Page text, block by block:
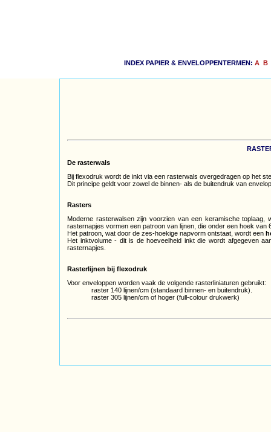
INDEX PAPIER & ENVELOPPENTERMEN: A B
De rasterwals
Bij flexodruk wordt de inkt via een rasterwals overgedragen op het
Dit principe geldt voor zowel de binnen- als de buitendruk van
Rasters
Moderne rasterwalsen zijn voorzien van een keramische
rasternapjes vormen een patroon van lijnen, die onder een hoek van
Het patroon, wat door de zes-hoekige napvorm ontstaat, wordt een
Het inktvolume - dit is de hoeveelheid inkt die wordt afgegeven
rasternapjes.
Rasterlijnen bij flexodruk
Voor enveloppen worden vaak de volgende rasterliniaturen gebruikt:
raster 140 lijnen/cm (standaard binnen- en buitendruk).
raster 305 lijnen/cm of hoger (full-colour drukwerk)